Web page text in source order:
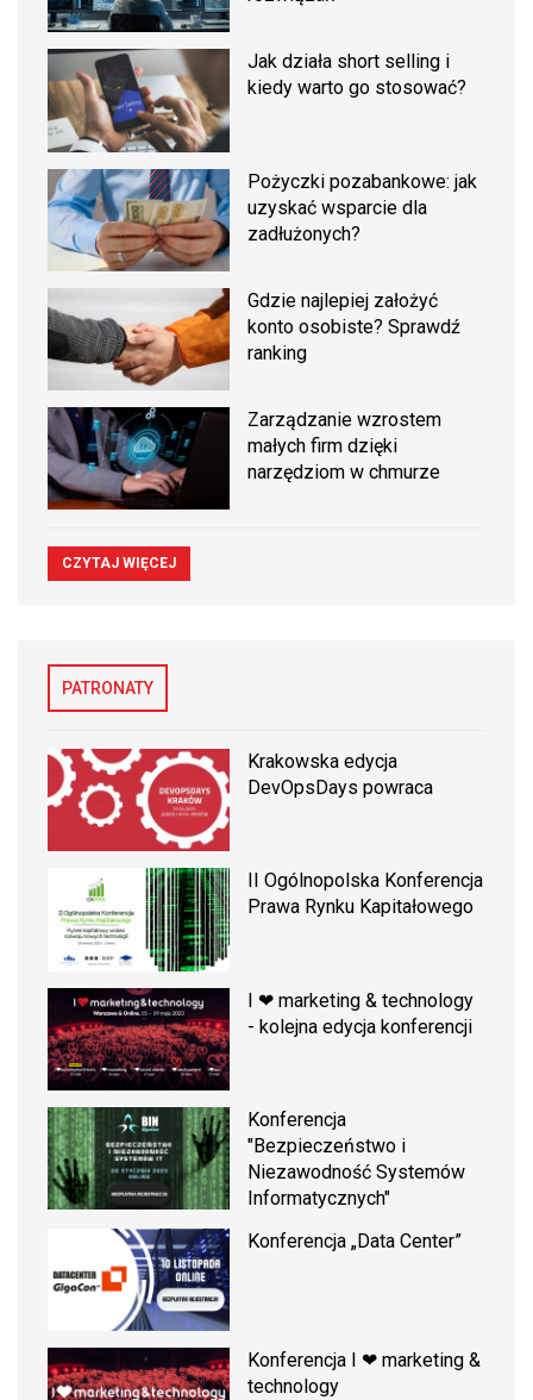
Jak działa short selling i
kiedy warto go stosować?
Pożyczki pozabankowe: jak
uzyskać wsparcie dla
zadłużonych?
Gdzie najlepiej założyć
konto osobiste? Sprawdź
ranking
Zarządzanie wzrostem
małych firm dzięki
narzędziom w chmurze
CZYTAJ WIĘCEJ
PATRONATY
Krakowska edycja
DevOpsDays powraca
II Ogólnopolska Konferencja
Prawa Rynku Kapitałowego
I ❤ marketing & technology
- kolejna edycja konferencji
Konferencja
"Bezpieczeństwo i
Niezawodność Systemów
Informatycznych"
Konferencja „Data Center”
Konferencja I ❤ marketing &
technology